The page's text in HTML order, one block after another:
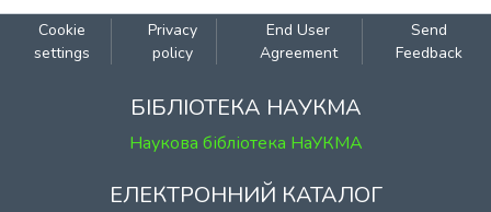
Cookie
settings
Privacy
policy
End User
Agreement
Send
Feedback
БІБЛІОТЕКА НАУКМА
Наукова бібліотека НаУКМА
ЕЛЕКТРОННИЙ КАТАЛОГ